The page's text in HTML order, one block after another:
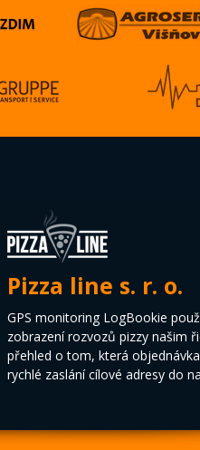
Pizza line s. r. o.
GPS monitoring LogBookie
zobrazení rozvozů pizzy našim
přehled o tom, která
rychlé zaslání cílové adresy do